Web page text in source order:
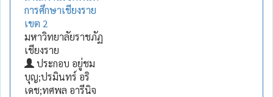
การศึกษาเชียงราย
เขต 2
มหาวิทยาลัยราชภัฏ
เชียงราย
ประกอบ อยู่ชม
บุญ;ปรมินทร์ อริ
เดช;ทศพล อารีนิจ